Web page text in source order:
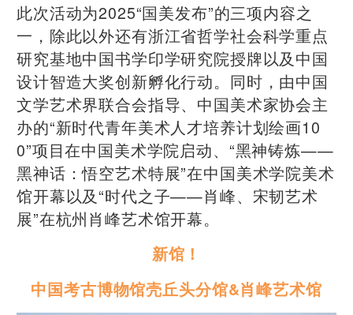
此次活动为2025“国美发布”的三项内容之
一，除此以外还有浙江省哲学社会科学重点
研究基地中国书学印学研究院授牌以及中国
设计智造大奖创新孵化行动。同时，由中国
文学艺术界联合会指导、中国美术家协会主
办的“新时代青年美术人才培养计划绘画10
0”项目在中国美术学院启动、“黑神铸炼——
黑神话：悟空艺术特展”在中国美术学院美术
馆开幕以及“时代之子——肖峰、宋韧艺术
展”在杭州肖峰艺术馆开幕。
新馆！
中国考古博物馆壳丘头分馆&肖峰艺术馆